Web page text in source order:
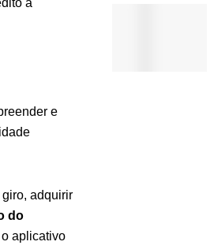
à
e
adquirir
do
aplicativo